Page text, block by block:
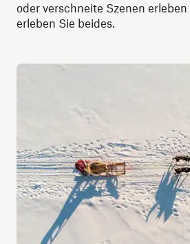
oder verschneite Szenen
erleben Sie beides.